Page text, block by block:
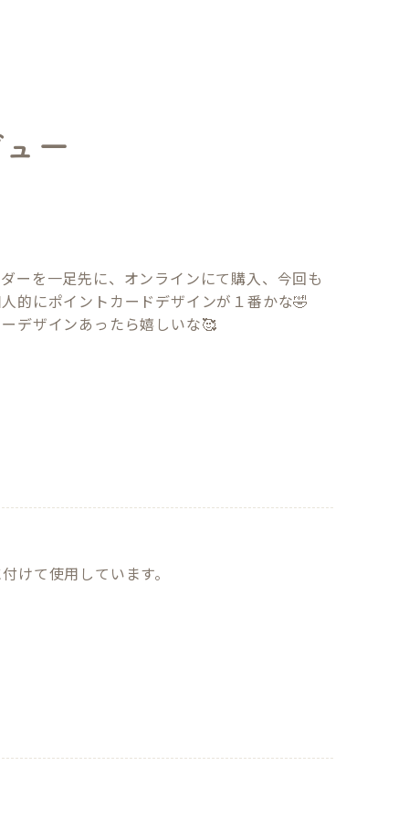
ー
ーを一足先に、オンラインにて購入、今回も
的にポイントカードデザインが１番かな🤣
デザインあったら嬉しいな🥰
けて使用しています。